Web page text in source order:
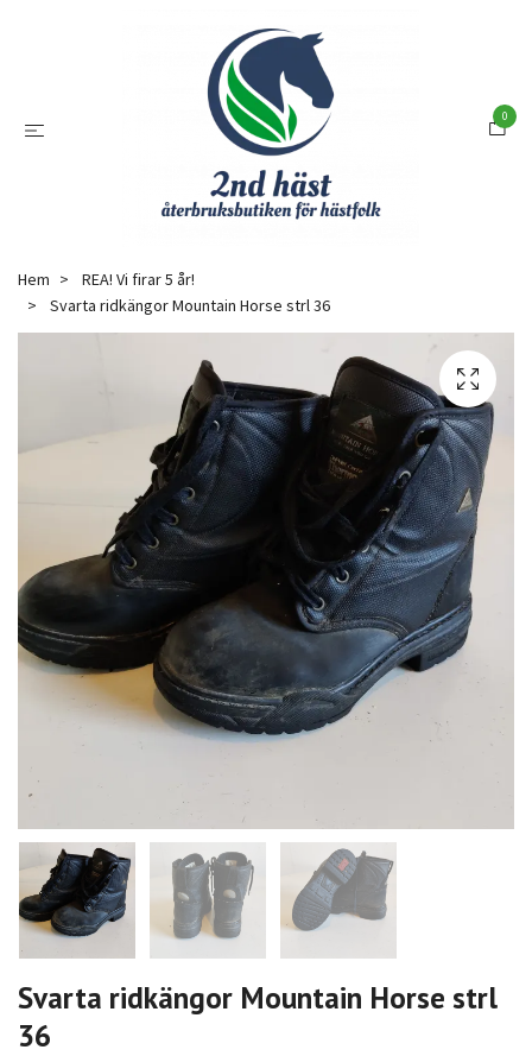
0
Hem
REA! Vi firar 5 år!
Svarta ridkängor Mountain Horse strl 36
Svarta ridkängor Mountain Horse strl
36